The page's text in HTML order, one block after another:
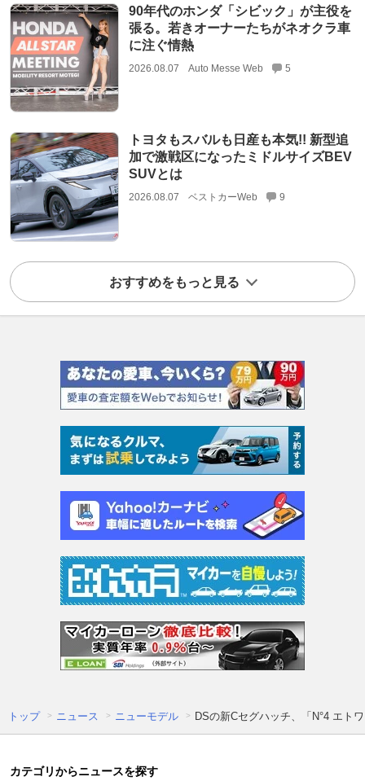
90年代のホンダ「シビック」が主役を
張る。若きオーナーたちがネオクラ車
に注ぐ情熱
2026.08.07 Auto Messe Web 5
トヨタもスバルも日産も本気!! 新型追
加で激戦区になったミドルサイズBEV
SUVとは
2026.08.07 ベストカーWeb 9
おすすめをもっと見る
トップ ニュース ニューモデル DSの新Cセグハッチ、「N°4 エト
カテゴリからニュースを探す